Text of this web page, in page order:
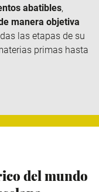
abatibles,
manera objetiva
las etapas de su
primas hasta
del mundo